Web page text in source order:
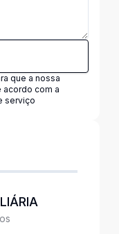
que a nossa
acordo com a
serviço